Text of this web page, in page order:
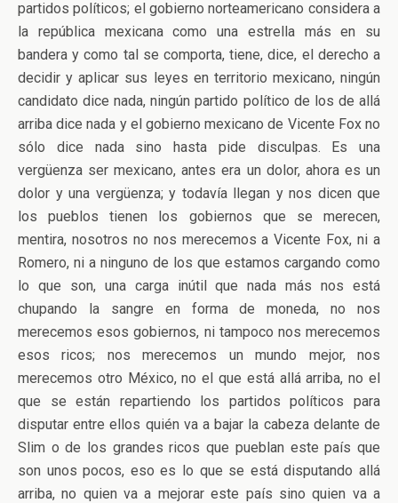
partidos políticos; el gobierno norteamericano considera a
la república mexicana como una estrella más en su
bandera y como tal se comporta, tiene, dice, el derecho a
decidir y aplicar sus leyes en territorio mexicano, ningún
candidato dice nada, ningún partido político de los de allá
arriba dice nada y el gobierno mexicano de Vicente Fox no
sólo dice nada sino hasta pide disculpas. Es una
vergüenza ser mexicano, antes era un dolor, ahora es un
dolor y una vergüenza; y todavía llegan y nos dicen que
los pueblos tienen los gobiernos que se merecen,
mentira, nosotros no nos merecemos a Vicente Fox, ni a
Romero, ni a ninguno de los que estamos cargando como
lo que son, una carga inútil que nada más nos está
chupando la sangre en forma de moneda, no nos
merecemos esos gobiernos, ni tampoco nos merecemos
esos ricos; nos merecemos un mundo mejor, nos
merecemos otro México, no el que está allá arriba, no el
que se están repartiendo los partidos políticos para
disputar entre ellos quién va a bajar la cabeza delante de
Slim o de los grandes ricos que pueblan este país que
son unos pocos, eso es lo que se está disputando allá
arriba, no quien va a mejorar este país sino quien va a